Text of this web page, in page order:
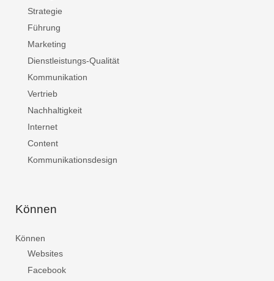
Strategie
Führung
Marketing
Dienstleistungs-Qualität
Kommunikation
Vertrieb
Nachhaltigkeit
Internet
Content
Kommunikationsdesign
Können
Können
Websites
Facebook